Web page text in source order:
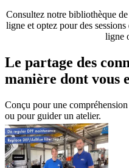
Consultez notre bibliothèque
ligne et optez pour des
ligne
Le partage des
manière dont vous
Conçu pour une
ou pour guider un atelier.